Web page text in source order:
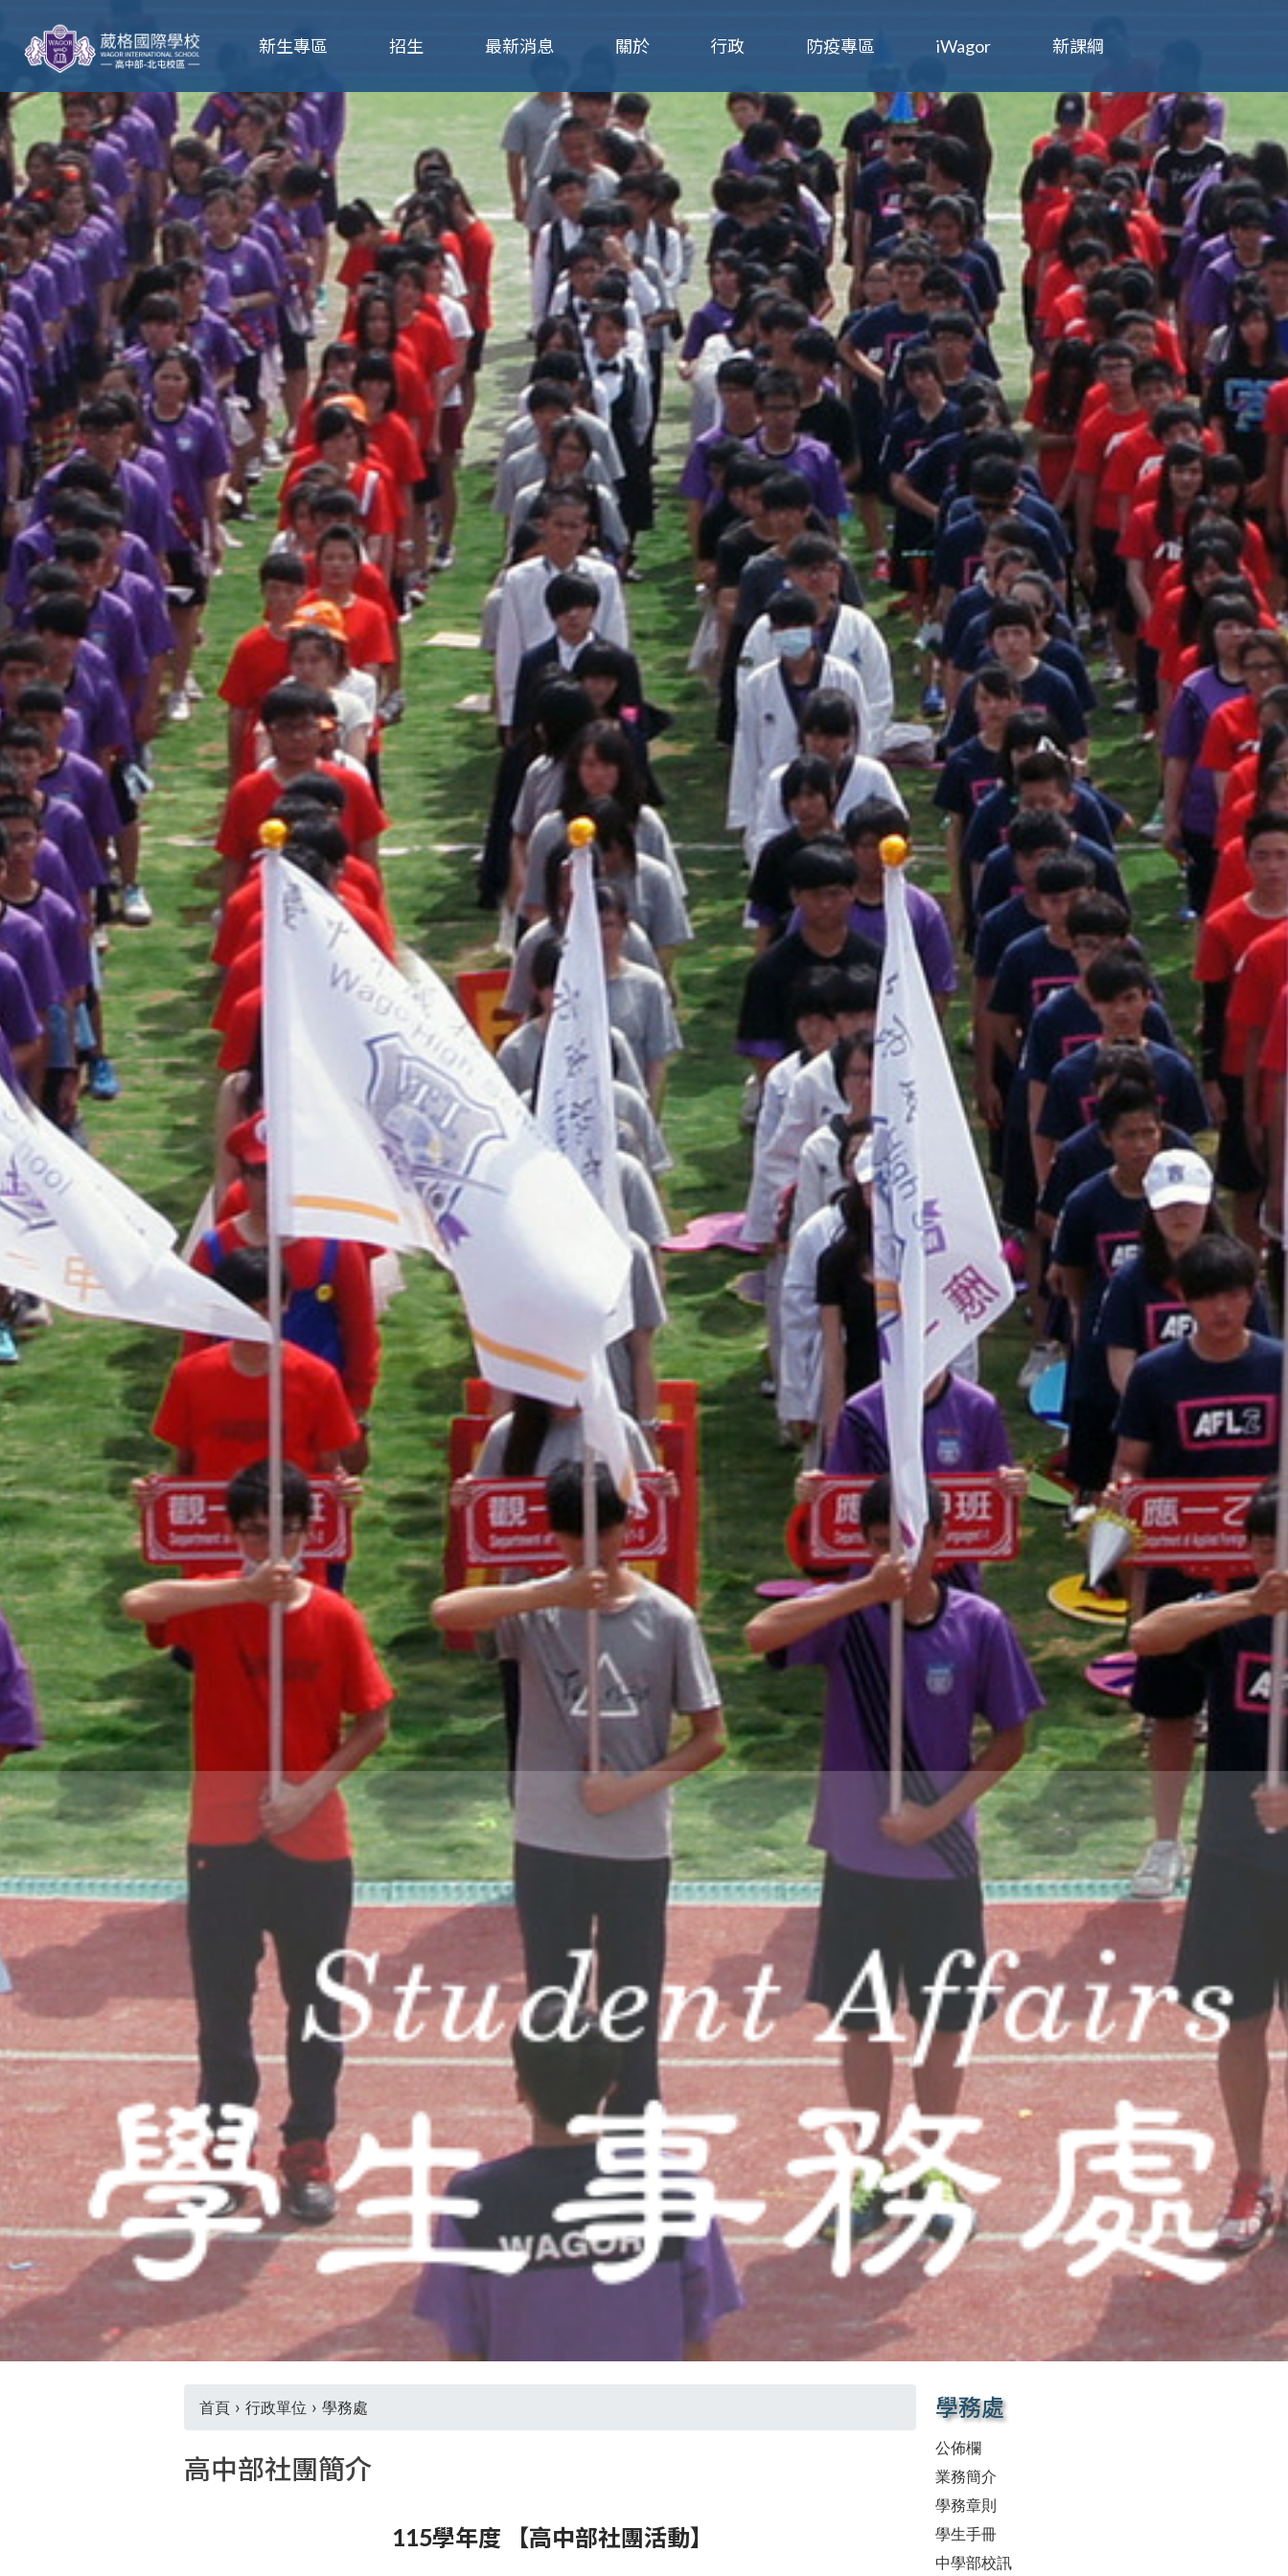
葳
格
高
級
中
學
葳
格
國
際．
際
格。
培
養
際
移
動
力
的
世
界
公
民。
WAGOR
TODAY
THE
WORLD
TOMORROW
PUTTING
YOU
ON
THE
PATH
TO
GLOBAL
CITIZENSHIP
在
首頁 › 行政單位 › 學務處
高中部社團簡介
115學年度 【高中部社團活動】
新生專區 招生 最新消息 關於 行政 防疫專區 iWagor 新課綱
學務處
公佈欄
業務簡介
學務章則
學生手冊
中學部校訊